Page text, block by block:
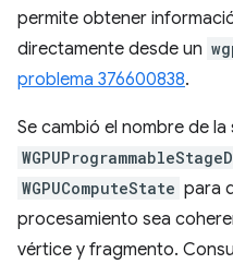
permite obtener
directamente desde un
problema 376600838.
Se cambió el nombre de
WGPUComputeState para
procesamiento sea
vértice y fragmento.